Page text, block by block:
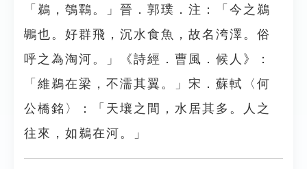
「鵜，鴮鸅。」晉．郭璞．注：「今之鵜
鶘也。好群飛，沉水食魚，故名洿澤。俗
呼之為淘河。」《詩經．曹風．候人》：
「維鵜在梁，不濡其翼。」宋．蘇軾〈何
公橋銘〉：「天壤之間，水居其多。人之
往來，如鵜在河。」